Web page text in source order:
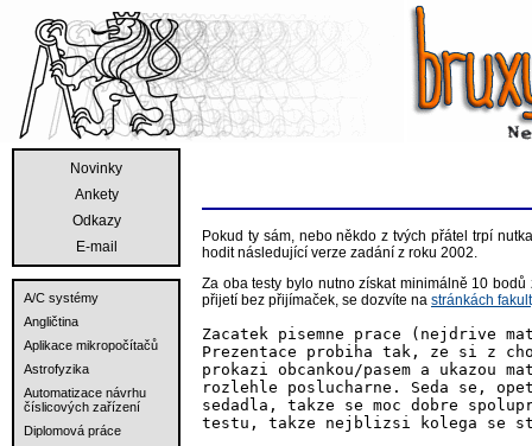
Novinky
Ankety
Odkazy
E-mail
A/C systémy
Angličtina
Aplikace mikropočítačů
Astrofyzika
Automatizace návrhu
číslicových zařízení
Diplomová práce
Pokud ty sám, nebo někdo z tvých přátel trpí
hodit následující verze zadání z roku 2002.
Za oba testy bylo nutno získat minimálně 10
přijetí bez přijímaček, se dozvíte na stránkách
Zacatek pisemne prace (nejdrive
Prezentace probiha tak, ze si z
prokazi obcankou/pasem a ukazou
rozlehle poslucharne. Seda se,
sedadla, takze se moc dobre
testu, takze nejblizsi kolega se